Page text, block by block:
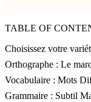
TABLE OF
Choisissez votre
Orthographe : Le
Vocabulaire : Mots
Grammaire : Subtil